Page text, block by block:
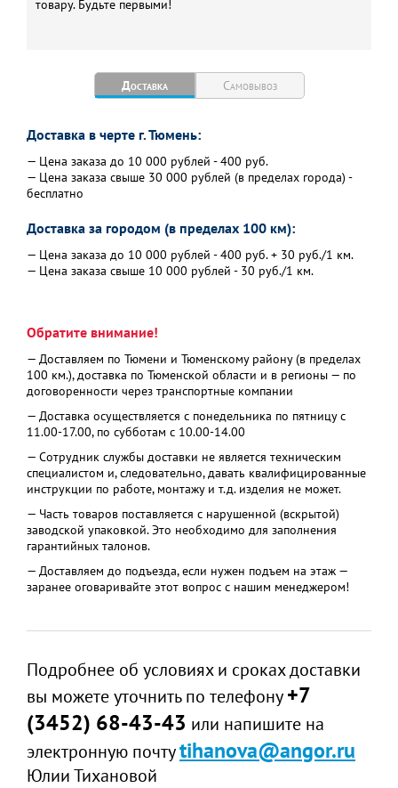
товару. Будьте первыми!
Доставка Самовывоз
Доставка в черте г. Тюмень:
— Цена заказа до 10 000 рублей - 400 руб.
— Цена заказа свыше 30 000 рублей (в пределах города) -
бесплатно
Доставка за городом (в пределах 100 км):
— Цена заказа до 10 000 рублей - 400 руб. + 30 руб./1 км.
— Цена заказа свыше 10 000 рублей - 30 руб./1 км.
Обратите внимание!
— Доставляем по Тюмени и Тюменскому району (в пределах
100 км.), доставка по Тюменской области и в регионы — по
договоренности через транспортные компании
— Доставка осуществляется с понедельника по пятницу с
11.00-17.00, по субботам с 10.00-14.00
— Сотрудник службы доставки не является техническим
специалистом и, следовательно, давать квалифицированные
инструкции по работе, монтажу и т.д. изделия не может.
— Часть товаров поставляется с нарушенной (вскрытой)
заводской упаковкой. Это необходимо для заполнения
гарантийных талонов.
— Доставляем до подъезда, если нужен подъем на этаж —
заранее оговаривайте этот вопрос с нашим менеджером!
Подробнее об условиях и сроках доставки
вы можете уточнить по телефону+7
(3452) 68-43-43 или напишите на
электронную почтуtihanova@angor.ru
Юлии Тихановой